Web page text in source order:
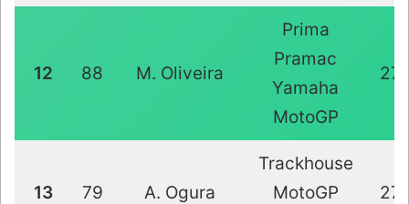
12 88 M. Oliveira
Prima
Pramac
Yamaha
MotoGP
27
13 79 A. Ogura
Trackhouse
MotoGP
27